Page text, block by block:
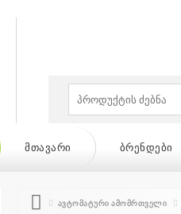
ᲛᲗᲐᲕᲐᲠᲘ ᲑᲠᲔᲜᲓᲔᲑᲘ
ავტომატური ამომრთველი